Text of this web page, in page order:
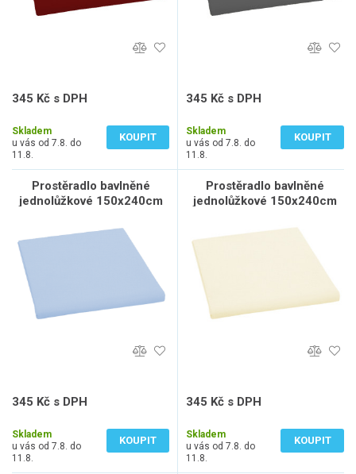
345 Kč s DPH
Skladem
u vás od 7.8. do
11.8.
KOUPIT
345 Kč s DPH
Skladem
u vás od 7.8. do
11.8.
KOUPIT
Prostěradlo bavlněné
jednolůžkové 150x240cm
345 Kč s DPH
Skladem
u vás od 7.8. do
11.8.
KOUPIT
Prostěradlo bavlněné
jednolůžkové 150x240cm
345 Kč s DPH
Skladem
u vás od 7.8. do
11.8.
KOUPIT